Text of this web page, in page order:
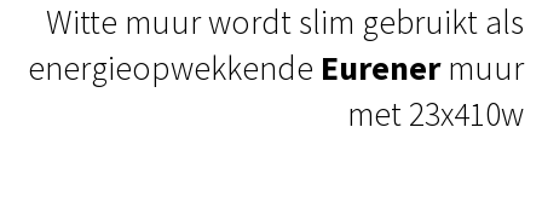
Witte muur wordt slim gebruikt als
energieopwekkende Eurenermuur
met 23x410w